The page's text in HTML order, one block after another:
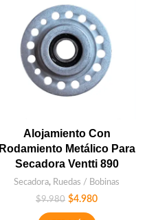
Alojamiento Con
Rodamiento Metálico Para
Secadora Ventti 890
Secadora, Ruedas / Bobinas
$9.980 $4.980